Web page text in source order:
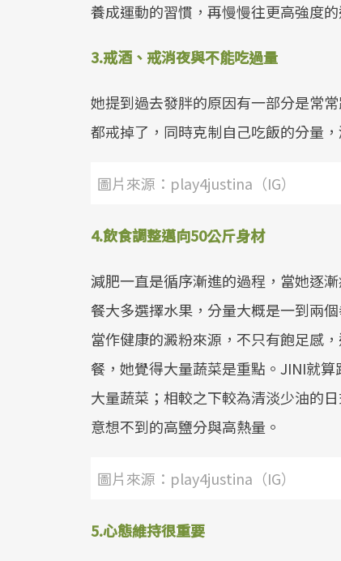
養成運動的習慣，再慢慢往更高強度
3.戒酒、戒消夜與不能吃過量
她提到過去發胖的原因有一部分是常
都戒掉了，同時克制自己吃飯的分量
圖片來源：play4justina（IG）
4.飲食調整邁向50公斤身材
減肥一直是循序漸進的過程，當她逐
餐大多選擇水果，分量大概是一到兩
當作健康的澱粉來源，不只有飽足感
餐，她覺得大量蔬菜是重點。JINI就
大量蔬菜；相較之下較為清淡少油的
意想不到的高鹽分與高熱量。
圖片來源：play4justina（IG）
5.心態維持很重要